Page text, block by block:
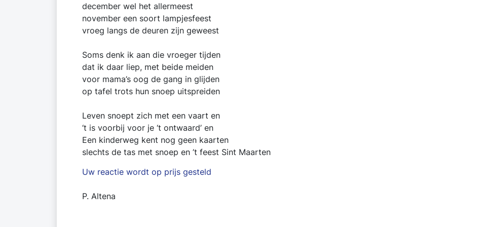
december wel het allermeest
november een soort lampjesfeest
vroeg langs de deuren zijn geweest
Soms denk ik aan die vroeger tijden
dat ik daar liep, met beide meiden
voor mama’s oog de gang in glijden
op tafel trots hun snoep uitspreiden
Leven snoept zich met een vaart en
‘t is voorbij voor je ‘t ontwaard’ en
Een kinderweg kent nog geen kaarten
slechts de tas met snoep en ’t feest Sint Maarten
Uw reactie wordt op prijs gesteld
P. Altena